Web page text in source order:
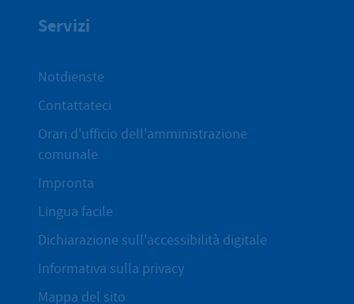
Servizi
Notdienste
Contattateci
Orari d'ufficio dell'amministrazione
comunale
Impronta
Lingua facile
Dichiarazione sull'accessibilità digitale
Informativa sulla privacy
Mappa del sito